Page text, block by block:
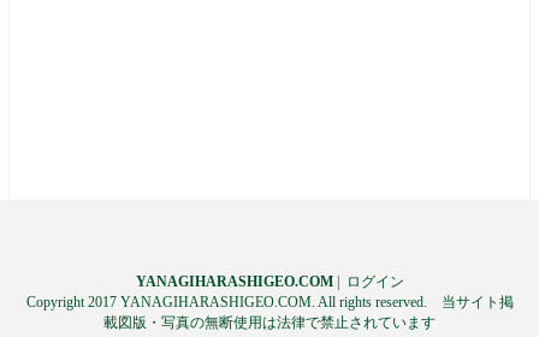
YANAGIHARASHIGEO.COM|
ログイン
Copyright 2017 YANAGIHARASHIGEO.COM. All rights reserved. 当サイト掲
載図版・写真の無断使用は法律で禁止されています